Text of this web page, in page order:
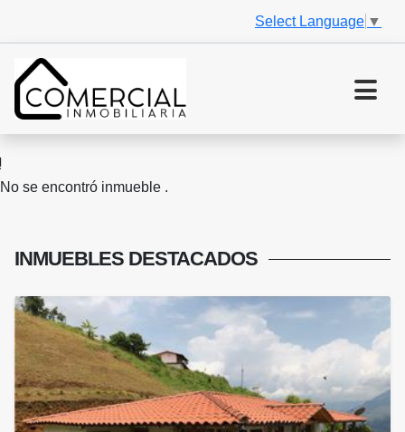
Select Language ▼
No se encontró inmueble .
INMUEBLES DESTACADOS